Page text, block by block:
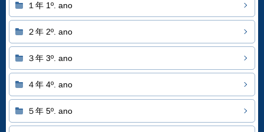
１年 1º. ano
２年 2º. ano
３年 3º. ano
４年 4º. ano
５年 5º. ano